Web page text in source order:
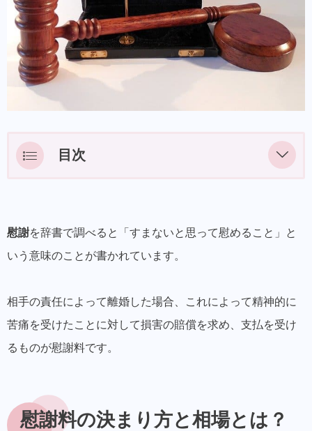
目次
因果関係の特定
不倫相手には離婚慰謝料の賠償義務はない？
判決までの事実経過
最高裁の判断
慰謝料には2種類が存在？
慰謝を辞書で調べると「すまないと思って慰めること」と
いう意味のことが書かれています。
相手の責任によって離婚した場合、これによって精神的に
苦痛を受けたことに対して損害の賠償を求め、支払を受け
るものが慰謝料です。
慰謝料の決まり方と相場とは？